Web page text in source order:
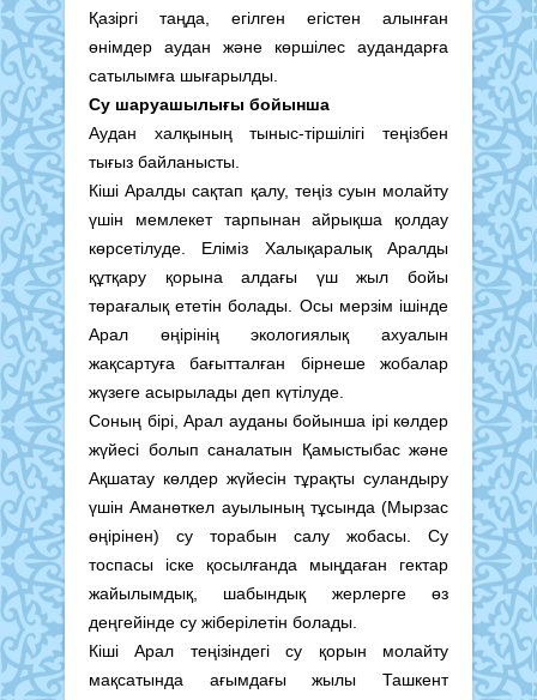
Қазіргі таңда, егілген егістен алынған
өнімдер аудан және көршілес аудандарға
сатылымға шығарылды.
Су шаруашылығы бойынша
Аудан халқының тыныс-тіршілігі теңізбен
тығыз байланысты.
Кіші Аралды сақтап қалу, теңіз суын молайту
үшін мемлекет тарпынан айрықша қолдау
көрсетілуде. Еліміз Халықаралық Аралды
құтқару қорына алдағы үш жыл бойы
төрағалық ететін болады. Осы мерзім ішінде
Арал өңірінің экологиялық ахуалын
жақсартуға бағытталған бірнеше жобалар
жүзеге асырылады деп күтілуде.
Соның бірі, Арал ауданы бойынша ірі көлдер
жүйесі болып саналатын Қамыстыбас және
Ақшатау көлдер жүйесін тұрақты суландыру
үшін Аманөткел ауылының тұсында (Мырзас
өңірінен) су торабын салу жобасы. Су
тоспасы іске қосылғанда мыңдаған гектар
жайылымдық, шабындық жерлерге өз
деңгейінде су жіберілетін болады.
Кіші Арал теңізіндегі су қорын молайту
мақсатында ағымдағы жылы Ташкент